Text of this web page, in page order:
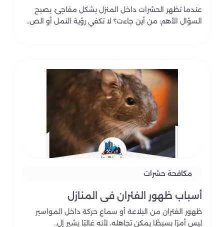
عندما تظهر الحشرات داخل المنزل بشكل مفاجئ، يصبح
السؤال الأهم: من أين جاءت؟ لا تكفي رؤية النمل أو الص..
مكافحة حشرات
أسباب ظهور الفئران في المنازل
ظهور الفئران من البلاعة أو سماع حركة داخل المواسير
ليس أمرًا بسيطًا يمكن تجاهله، لأنه غالبًا يشير إل..